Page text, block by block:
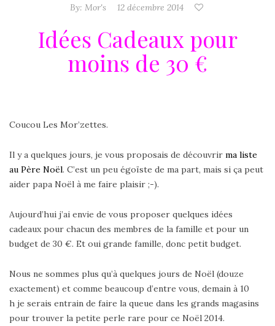
By: Mor's 12 décembre 2014
Idées Cadeaux pour
moins de 30 €
Coucou Les Mor’zettes.
Il y a quelques jours, je vous proposais de découvrir ma liste
au Père Noël. C’est un peu égoïste de ma part, mais si ça peut
aider papa Noël à me faire plaisir ;-).
Aujourd’hui j’ai envie de vous proposer quelques idées
cadeaux pour chacun des membres de la famille et pour un
budget de 30 €. Et oui grande famille, donc petit budget.
Nous ne sommes plus qu’à quelques jours de Noël (douze
exactement) et comme beaucoup d’entre vous, demain à 10
h je serais entrain de faire la queue dans les grands magasins
pour trouver la petite perle rare pour ce Noël 2014.